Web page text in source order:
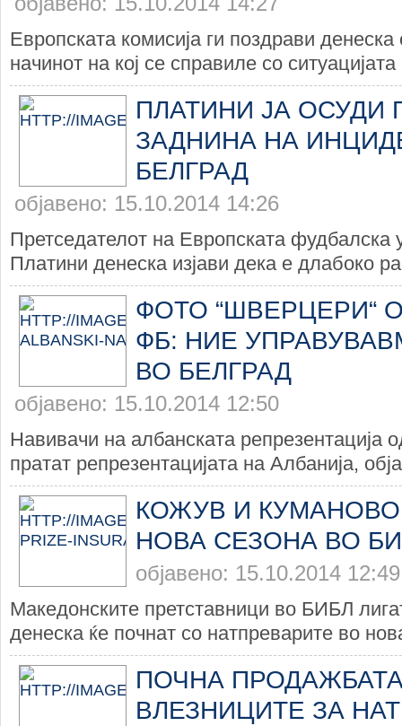
Европската комисија ги поздрави денеска
начинот на кој се справиле со
ПЛАТИНИ ЈА ОСУДИ
ЗАДНИНА НА
БЕЛГРАД
објавено: 15.10.2014 14:26
Претседателот на Европската
Платини денеска изјави дека е длабоко
ФОТО “ШВЕРЦЕРИ“
ФБ: НИЕ
ВО БЕЛГРАД
објавено: 15.10.2014 12:50
Навивачи на албанската репрезентација
пратат репрезентацијата на Албанија,
КОЖУВ И
НОВА СЕЗОНА ВО
објавено: 15.10.2014 12:49
Македонските претставници во БИБЛ
денеска ќе почнат со натпреварите во
ПОЧНА
ВЛЕЗНИЦИТЕ ЗА